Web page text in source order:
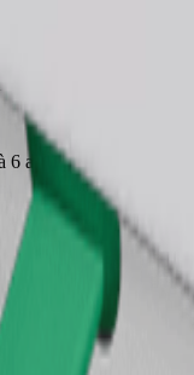
ans (environ 10 à